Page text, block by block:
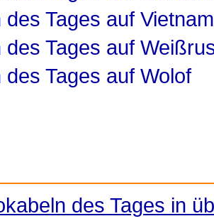
des Tages auf
des Tages auf
des Tages auf Wolof
des Tages in